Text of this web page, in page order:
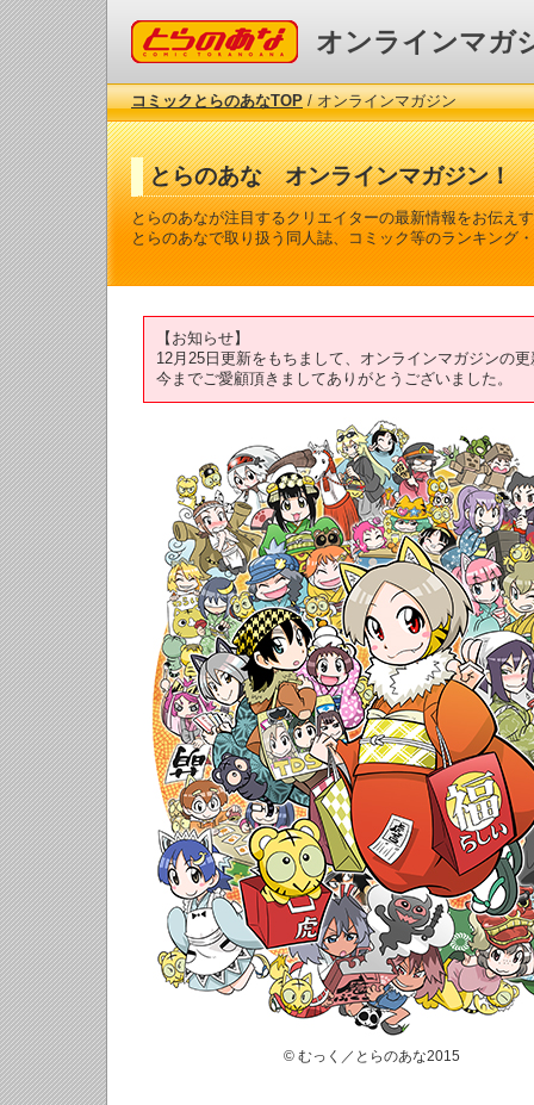
コミックとらのあな オンラインマガ
コミックとらのあなTOP/ オンラインマガジン
とらのあな オンラインマガジン！
とらのあなが注目するクリエイターの最新情報をお伝え
とらのあなで取り扱う同人誌、コミック等のランキング
【お知らせ】
12月25日更新をもちまして、オンラインマガジンの
今までご愛顧頂きましてありがとうございました。
© むっく／とらのあな2015